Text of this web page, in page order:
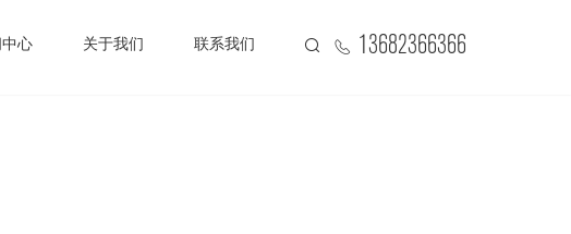
13682366366
心 关于我们 联系我们